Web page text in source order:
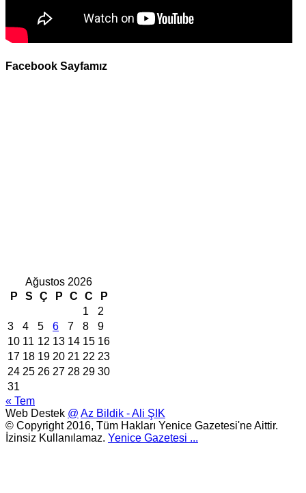
Facebook Sayfamız
Ağustos 2026
P
S Ç P C C
P
1
2
3
4 5 6 7 8
9
10 11 12 13 14 15 16
17 18 19 20 21 22 23
24 25 26 27 28 29 30
31
« Tem
Web Destek @ Az Bildik - Ali ŞIK
© Copyright 2016, Tüm Hakları Yenice Gazetesi'ne Aittir.
İzinsiz Kullanılamaz. Yenice Gazetesi ...